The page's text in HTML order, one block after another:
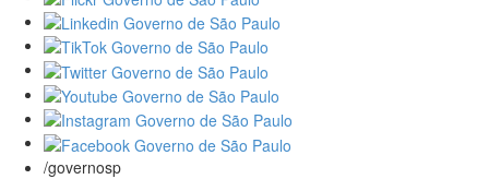
/governosp